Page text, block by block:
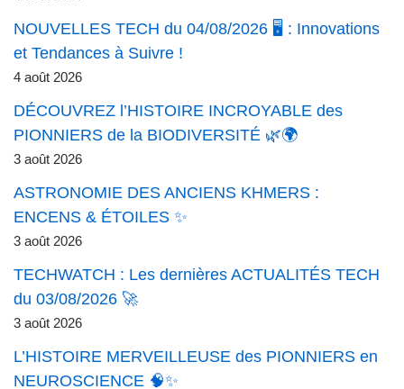
NOUVELLES TECH du 04/08/2026 🖥️ : Innovations
et Tendances à Suivre !
4 août 2026
DÉCOUVREZ l’HISTOIRE INCROYABLE des
PIONNIERS de la BIODIVERSITÉ 🌿🌍
3 août 2026
ASTRONOMIE DES ANCIENS KHMERS :
ENCENS & ÉTOILES ✨
3 août 2026
TECHWATCH : Les dernières ACTUALITÉS TECH
du 03/08/2026 🚀
3 août 2026
L’HISTOIRE MERVEILLEUSE des PIONNIERS en
NEUROSCIENCE 🧠✨